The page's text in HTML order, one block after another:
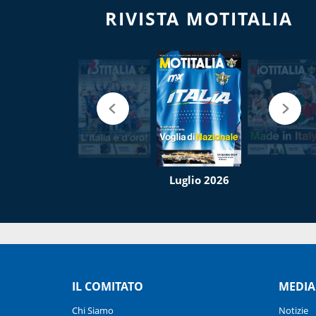
RIVISTA MOTITALIA
Luglio 2026
IL COMITATO
Chi Siamo
MEDIA
Notizie